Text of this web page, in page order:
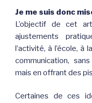
Je me suis donc
L’objectif de cet
ajustements
l’activité, à l’école, à
communication,
mais en offrant des
Certaines de ces